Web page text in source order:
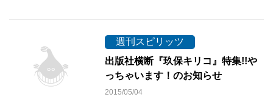
週刊スピリッツ
出版社横断『玖保キリコ』特集!!や
っちゃいます！のお知らせ
2015/05/04